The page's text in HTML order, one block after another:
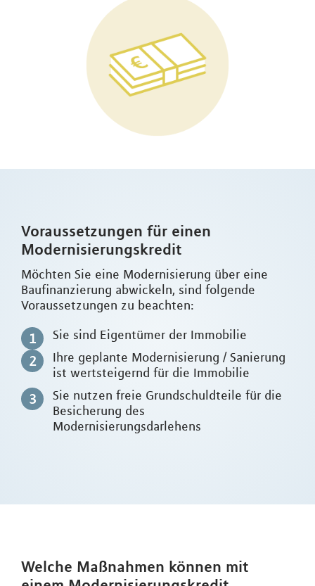
Voraussetzungen für einen
Modernisierungskredit
Möchten Sie eine Modernisierung über eine
Baufinanzierung abwickeln, sind folgende
Voraussetzungen zu beachten:
Sie sind Eigentümer der Immobilie
Ihre geplante Modernisierung / Sanierung
ist wertsteigernd für die Immobilie
Sie nutzen freie Grundschuldteile für die
Besicherung des
Modernisierungsdarlehens
Welche Maßnahmen können mit